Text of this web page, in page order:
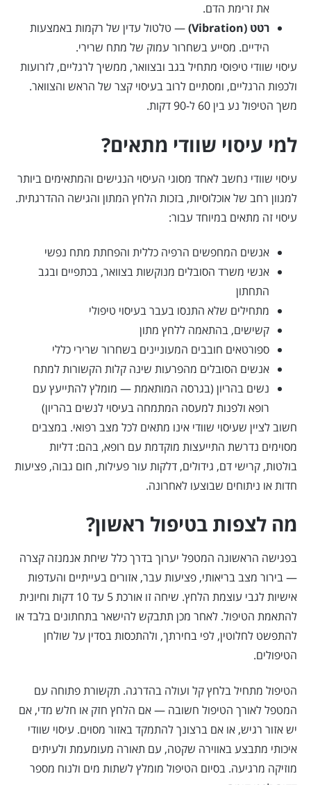
את זרימת הדם.
רטט (Vibration)
— טלטול עדין של רקמות באמצעות
הידיים. מסייע בשחרור עמוק של מתח שרירי.
עיסוי שוודי טיפוסי מתחיל בגב ובצוואר, ממשיך לרגליים, לזרועות
ולכפות הרגליים, ומסתיים לרוב בעיסוי קצר של הראש והצוואר.
משך הטיפול נע בין 60 ל-90 דקות.
למי עיסוי שוודי מתאים?
עיסוי שוודי נחשב לאחד מסוגי העיסוי הנגישים והמתאימים ביותר
למגוון רחב של אוכלוסיות, בזכות הלחץ המתון והגישה ההדרגתית.
עיסוי זה מתאים במיוחד עבור:
אנשים המחפשים הרפיה כללית והפחתת מתח נפשי
אנשי משרד הסובלים מנוקשות בצוואר, בכתפיים ובגב
התחתון
מתחילים שלא התנסו בעבר בעיסוי טיפולי
קשישים, בהתאמה ללחץ מתון
ספורטאים חובבים המעוניינים בשחרור שרירי כללי
אנשים הסובלים מהפרעות שינה קלות הקשורות למתח
נשים בהריון (בגרסה המותאמת — מומלץ להתייעץ עם
רופא ולפנות למעסה המתמחה בעיסוי לנשים בהריון)
חשוב לציין שעיסוי שוודי אינו מתאים לכל מצב רפואי. במצבים
מסוימים נדרשת התייעצות מוקדמת עם רופא, בהם: דליות
בולטות, קרישי דם, גידולים, דלקות עור פעילות, חום גבוה, פציעות
חדות או ניתוחים שבוצעו לאחרונה.
מה לצפות בטיפול ראשון?
בפגישה הראשונה המטפל יערוך בדרך כלל שיחת אנמנזה קצרה
— בירור מצב בריאותי, פציעות עבר, אזורים בעייתיים והעדפות
אישיות לגבי עוצמת הלחץ. שיחה זו אורכת 5 עד 10 דקות וחיונית
להתאמת הטיפול. לאחר מכן תתבקש להישאר בתחתונים בלבד או
להתפשט לחלוטין, לפי בחירתך, ולהתכסות בסדין על שולחן
הטיפולים.
הטיפול מתחיל בלחץ קל ועולה בהדרגה. תקשורת פתוחה עם
המטפל לאורך הטיפול חשובה — אם הלחץ חזק או חלש מדי, אם
יש אזור רגיש, או אם ברצונך להתמקד באזור מסוים. עיסוי שוודי
איכותי מתבצע באווירה שקטה, עם תאורה מעומעמת ולעיתים
מוזיקה מרגיעה. בסיום הטיפול מומלץ לשתות מים ולנוח מספר